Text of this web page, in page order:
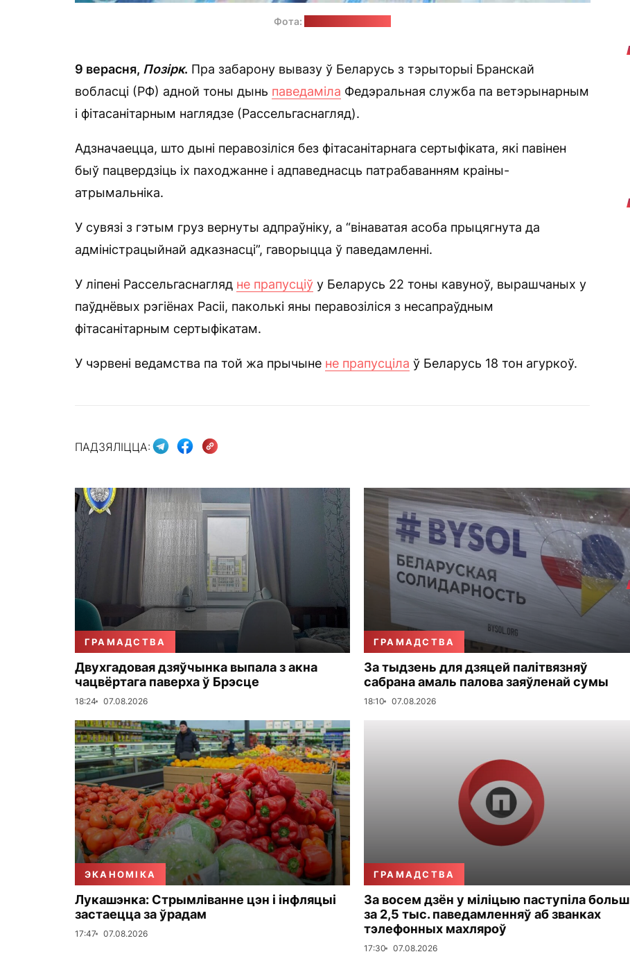
Фота:
9 верасня, Позірк. Пра забарону вывазу ў Беларусь з тэрыторыі Бранскай
вобласці (РФ) адной тоны дынь паведаміла Федэральная служба па ветэрынарным
і фітасанітарным наглядзе (Рассельгаснагляд).
Адзначаецца, што дыні перавозіліся без фітасанітарнага сертыфіката, які павінен
быў пацвердзіць іх паходжанне і адпаведнасць патрабаванням краіны-
атрымальніка.
У сувязі з гэтым груз вернуты адпраўніку, а “вінаватая асоба прыцягнута да
адміністрацыйнай адказнасці”, гаворыцца ў паведамленні.
У ліпені Рассельгаснагляд не прапусціў у Беларусь 22 тоны кавуноў, вырашчаных у
паўднёвых рэгіёнах Расіі, паколькі яны перавозіліся з несапраўдным
фітасанітарным сертыфікатам.
У чэрвені ведамства па той жа прычыне не прапусціла ў Беларусь 18 тон агуркоў.
ПАДЗЯЛІЦЦА:
ГРАМАДСТВА
Двухгадовая дзяўчынка выпала з акна
чацвёртага паверха ў Брэсце
18:24 07.08.2026
ГРАМАДСТВА
За тыдзень для дзяцей палітвязняў
сабрана амаль палова заяўленай сумы
18:10 07.08.2026
ЭКАНОМІКА
Лукашэнка: Стрымліванне цэн і інфляцыі
застаецца за ўрадам
17:47 07.08.2026
ГРАМАДСТВА
За восем дзён у міліцыю паступіла больш
за 2,5 тыс. паведамленняў аб званках
тэлефонных махляроў
17:30 07.08.2026